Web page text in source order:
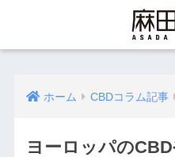
ホーム CBDコラム記事
ヨーロッパの